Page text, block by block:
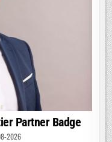
Partner Badge
2026